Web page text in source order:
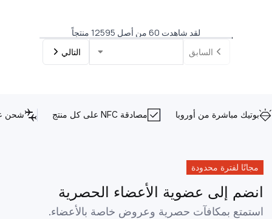
لقد شاهدت 60 من أصل 12595 منتجاً
السابق
التالي
بوتيك مباشرة من أوروبا مصادقة NFC على كل منتج شحن
مجانًا لفترة محدودة
انضم إلى عضوية الأعضاء الحصرية
استمتع بمكافآت حصرية وعروض خاصة بالأعضاء.